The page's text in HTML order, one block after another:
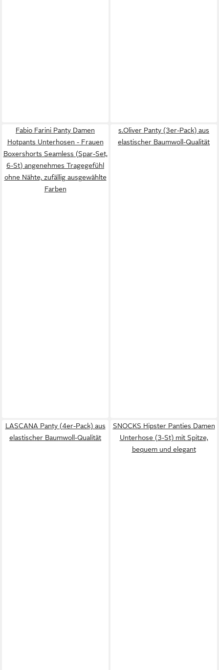
Fabio Farini Panty Damen
Hotpants Unterhosen - Frauen
Boxershorts Seamless (Spar-Set,
6-St) angenehmes Tragegefühl
ohne Nähte, zufällig ausgewählte
Farben
s.Oliver Panty (3er-Pack) aus
elastischer Baumwoll-Qualität
LASCANA Panty (4er-Pack) aus
elastischer Baumwoll-Qualität
SNOCKS Hipster Panties Damen
Unterhose (3-St) mit Spitze,
bequem und elegant